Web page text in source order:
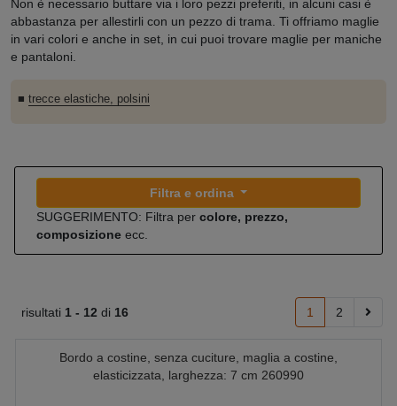
Non è necessario buttare via i loro pezzi preferiti, in alcuni casi è
abbastanza per allestirli con un pezzo di trama. Ti offriamo maglie
in vari colori e anche in set, in cui puoi trovare maglie per maniche
e pantaloni.
■ trecce elastiche, polsini
Filtra e ordina
SUGGERIMENTO: Filtra per colore, prezzo,
composizione ecc.
risultati 1 - 12 di 16 1 2
Bordo a costine, senza cuciture, maglia a costine,
elasticizzata, larghezza: 7 cm 260990